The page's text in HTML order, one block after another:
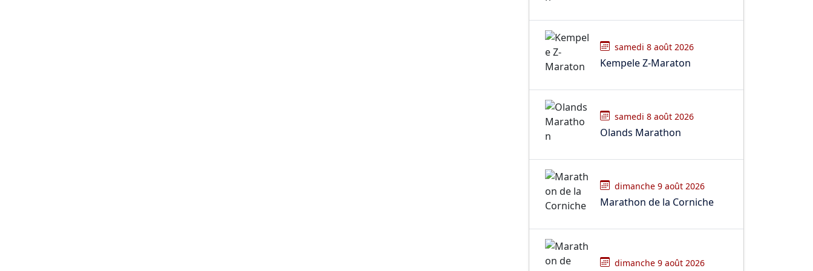
samedi 8 août 2026
Kempele Z-Maraton
samedi 8 août 2026
Olands Marathon
dimanche 9 août 2026
Marathon de la Corniche
dimanche 9 août 2026